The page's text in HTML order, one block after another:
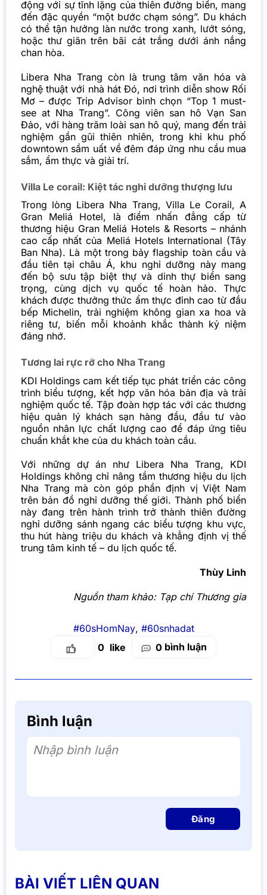
động với sự tĩnh lặng của thiên đường biển, mang
đến đặc quyền “một bước chạm sóng”. Du khách
có thể tận hưởng làn nước trong xanh, lướt sóng,
hoặc thư giãn trên bãi cát trắng dưới ánh nắng
chan hòa.
Libera Nha Trang còn là trung tâm văn hóa và
nghệ thuật với nhà hát Đó, nơi trình diễn show Rối
Mơ – được Trip Advisor bình chọn “Top 1 must-
see at Nha Trang”. Công viên san hô Vạn San
Đảo, với hàng trăm loài san hô quý, mang đến trải
nghiệm gần gũi thiên nhiên, trong khi khu phố
downtown sầm uất về đêm đáp ứng nhu cầu mua
sắm, ẩm thực và giải trí.
Villa Le corail: Kiệt tác nghỉ dưỡng thượng lưu
Trong lòng Libera Nha Trang, Villa Le Corail, A
Gran Meliá Hotel, là điểm nhấn đẳng cấp từ
thương hiệu Gran Meliá Hotels & Resorts – nhánh
cao cấp nhất của Meliá Hotels International (Tây
Ban Nha). Là một trong bảy flagship toàn cầu và
đầu tiên tại châu Á, khu nghỉ dưỡng này mang
đến bộ sưu tập biệt thự và dinh thự biển sang
trọng, cùng dịch vụ quốc tế hoàn hảo. Thực
khách được thưởng thức ẩm thực đỉnh cao từ đầu
bếp Michelin, trải nghiệm không gian xa hoa và
riêng tư, biến mỗi khoảnh khắc thành kỷ niệm
đáng nhớ.
Tương lai rực rỡ cho Nha Trang
KDI Holdings cam kết tiếp tục phát triển các công
trình biểu tượng, kết hợp văn hóa bản địa và trải
nghiệm quốc tế. Tập đoàn hợp tác với các thương
hiệu quản lý khách sạn hàng đầu, đầu tư vào
nguồn nhân lực chất lượng cao để đáp ứng tiêu
chuẩn khắt khe của du khách toàn cầu.
Với những dự án như Libera Nha Trang, KDI
Holdings không chỉ nâng tầm thương hiệu du lịch
Nha Trang mà còn góp phần định vị Việt Nam
trên bản đồ nghỉ dưỡng thế giới. Thành phố biển
này đang trên hành trình trở thành thiên đường
nghỉ dưỡng sánh ngang các biểu tượng khu vực,
thu hút hàng triệu du khách và khẳng định vị thế
trung tâm kinh tế – du lịch quốc tế.
Thùy Linh
Nguồn tham khảo: Tạp chí Thương gia
#60sHomNay, #60snhadat
0
0 bình luận
Bình luận
Nhập bình luận
Đăng
BÀI VIẾT LIÊN QUAN